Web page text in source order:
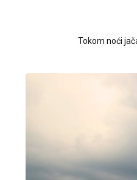
Tokom noći